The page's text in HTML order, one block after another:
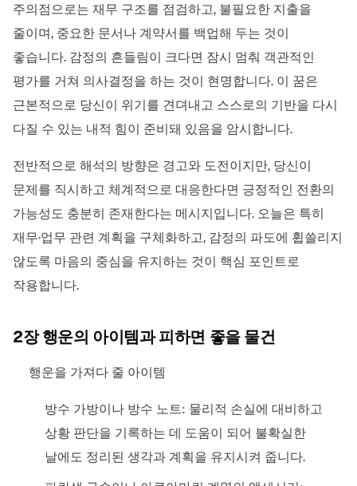
주의점으로는 재무 구조를 점검하고, 불필요한 지출을
줄이며, 중요한 문서나 계약서를 백업해 두는 것이
좋습니다. 감정의 흔들림이 크다면 잠시 멈춰 객관적인
평가를 거쳐 의사결정을 하는 것이 현명합니다. 이 꿈은
근본적으로 당신이 위기를 견뎌내고 스스로의 기반을 다시
다질 수 있는 내적 힘이 준비돼 있음을 암시합니다.
전반적으로 해석의 방향은 경고와 도전이지만, 당신이
문제를 직시하고 체계적으로 대응한다면 긍정적인 전환의
가능성도 충분히 존재한다는 메시지입니다. 오늘은 특히
재무·업무 관련 계획을 구체화하고, 감정의 파도에 휩쓸리지
않도록 마음의 중심을 유지하는 것이 핵심 포인트로
작용합니다.
2장 행운의 아이템과 피하면 좋을 물건
행운을 가져다 줄 아이템
방수 가방이나 방수 노트: 물리적 손실에 대비하고
상황 판단을 기록하는 데 도움이 되어 불확실한
날에도 정리된 생각과 계획을 유지시켜 줍니다.